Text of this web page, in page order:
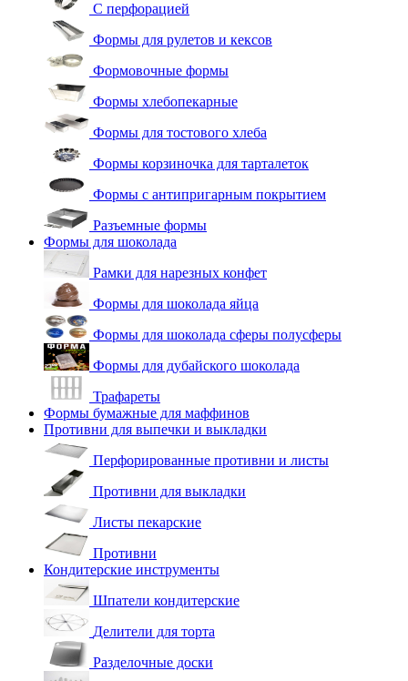
С перфорацией
Формы для рулетов и кексов
Формовочные формы
Формы хлебопекарные
Формы для тостового хлеба
Формы корзиночка для тарталеток
Формы с антипригарным покрытием
Разъемные формы
Формы для шоколада
Рамки для нарезных конфет
Формы для шоколада яйца
Формы для шоколада сферы полусферы
Формы для дубайского шоколада
Трафареты
Формы бумажные для маффинов
Противни для выпечки и выкладки
Перфорированные противни и листы
Противни для выкладки
Листы пекарские
Противни
Кондитерские инструменты
Шпатели кондитерские
Делители для торта
Разделочные доски